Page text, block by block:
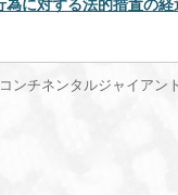
ンチネンタルジャイアン